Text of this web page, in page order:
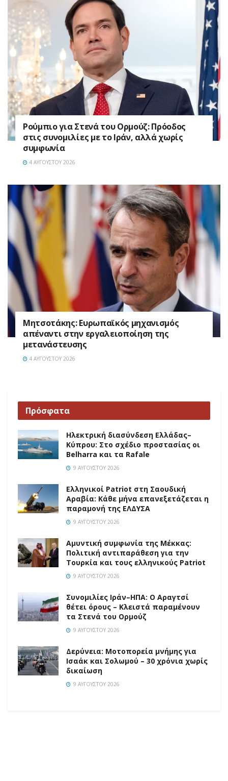
Ρούμπιο για Στενά του Ορμούζ: Πρόοδος
στις συνομιλίες με το Ιράν, αλλά χωρίς
συμφωνία
4 ΑΥΓΟΎΣΤΟΥ 2026
Μητσοτάκης: Ευρωπαϊκός μηχανισμός
απέναντι στην εργαλειοποίηση της
μετανάστευσης
4 ΑΥΓΟΎΣΤΟΥ 2026
Πρόσφατα
Ηλεκτρική διασύνδεση Ελλάδας–
Κύπρου: Στο σχέδιο προστασίας οι
Belharra και τα Rafale
9 ΑΥΓΟΎΣΤΟΥ 2026
Ελληνικοί Patriot στη Σαουδική
Αραβία: Κάθε μήνα επανεξετάζεται η
παραμονή της ΕΛΔΥΣΑ
9 ΑΥΓΟΎΣΤΟΥ 2026
Αμυντική συμφωνία της Μέκκας:
Πολιτική αντιπαράθεση για την
Τουρκία και τους ελληνικούς Patriot
9 ΑΥΓΟΎΣΤΟΥ 2026
Συνομιλίες Ιράν–ΗΠΑ: Ο Αραγτσί
θέτει όρους – Κλειστά παραμένουν
τα Στενά του Ορμούζ
9 ΑΥΓΟΎΣΤΟΥ 2026
Δερύνεια: Μοτοπορεία μνήμης για
Ισαάκ και Σολωμού – 30 χρόνια χωρίς
δικαίωση
9 ΑΥΓΟΎΣΤΟΥ 2026